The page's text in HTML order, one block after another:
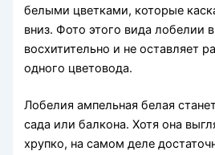
белыми цветками, которые
вниз. Фото этого вида лобелии
восхитительно и не оставляет
одного цветовода.
Лобелия ампельная белая
сада или балкона. Хотя она
хрупко, на самом деле